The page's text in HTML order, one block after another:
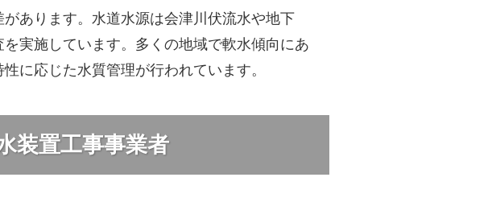
あります。水道水源は会津川伏流水や地下
実施しています。多くの地域で軟水傾向にあ
に応じた水質管理が行われています。
装置工事事業者